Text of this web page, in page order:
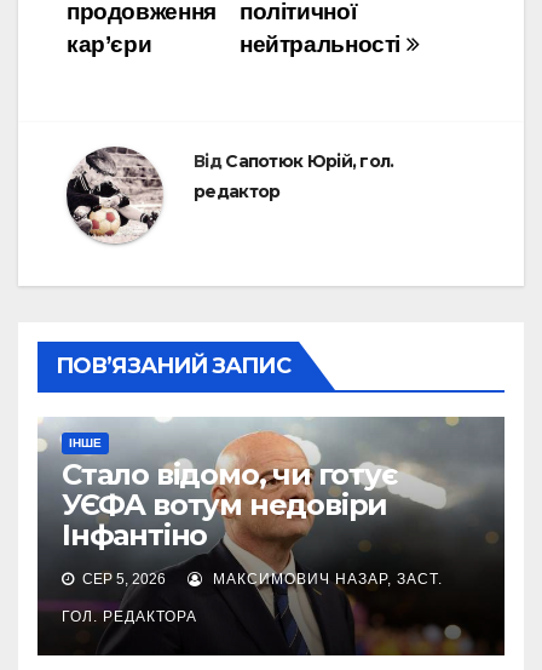
політичної
нейтральності
продовження
кар’єри
ВідСапотюк Юрій, гол.
редактор
ПОВ’ЯЗАНИЙ ЗАПИС
ІНШЕ
Стало відомо, чи готує
УЄФА вотум недовіри
Інфантіно
СЕР 5, 2026 МАКСИМОВИЧ НАЗАР, ЗАСТ.
ГОЛ. РЕДАКТОРА